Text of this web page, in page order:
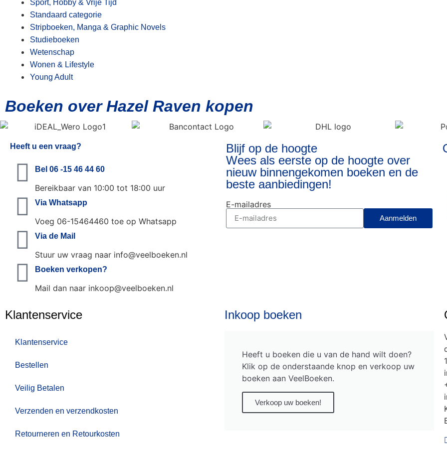
Sport, Hobby & Vrije Tijd
Standaard categorie
Stripboeken, Manga & Graphic Novels
Studieboeken
Wetenschap
Wonen & Lifestyle
Young Adult
Boeken over Hazel Raven kopen
Heeft u een vraag?
Bel 06 -15 46 44 60
Bereikbaar van 10:00 tot 18:00 uur
Via Whatsapp
Voeg 06-15464460 toe op Whatsapp
Via de Mail
Stuur uw vraag naar info@veelboeken.nl
Boeken verkopen?
Mail dan naar inkoop@veelboeken.nl
Blijf op de hoogte
Wees als eerste op de hoogte over
nieuw binnengekomen boeken en de
beste aanbiedingen!
E-mailadres
Aanmelden
Klantenservice
Klantenservice
Bestellen
Veilig Betalen
Verzenden en verzendkosten
Retourneren en Retourkosten
Inkoop boeken
Heeft u boeken die u van de hand wilt doen?
Klik op de onderstaande knop en verkoop uw
boeken aan VeelBoeken.
Verkoop uw boeken!